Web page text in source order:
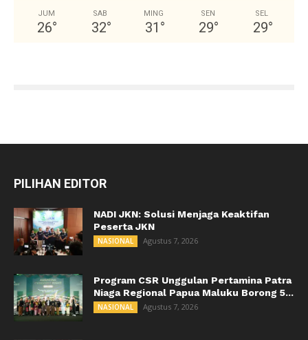
JUM
26°
SAB
32°
MING
31 °
SEN
29°
SEL
29°
PILIHAN EDITOR
NADI JKN: Solusi Menjaga Keaktifan
Peserta JKN
NASIONAL Agustus 7, 2026
Program CSR Unggulan Pertamina Patra
Niaga Regional Papua Maluku Borong 5...
NASIONAL Agustus 7, 2026